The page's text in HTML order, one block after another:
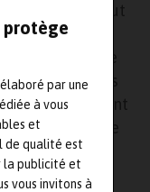
protège
par une
à vous
et
de qualité est
la publicité et
vous invitons à
2024 de ce tout
aux métiers de
présentera les
notamment
numérique